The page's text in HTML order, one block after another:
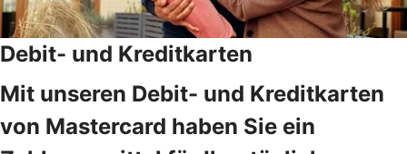
Debit- und Kreditkarten
Mit unseren Debit- und Kreditkarten
von Mastercard haben Sie ein